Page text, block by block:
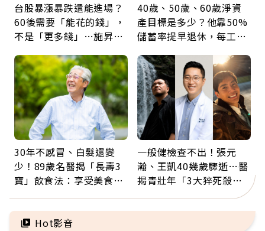
台股暴漲暴跌還能進場？
60後需要「能花的錢」，
不是「更多錢」…施昇
票
40歲、50歲、60歲淨資
產目標是多少？他靠50%
儲蓄率提早退休，每工作
30年不感冒、白髮還變
少！89歲名醫揭「長壽3
寶」飲食法：享受美食不
一般健檢查不出！張元
瀚、王凱40幾歲驟逝…醫
揭青壯年「3大猝死殺
手」：靠2檢查揪出9成地
雷
Hot影音